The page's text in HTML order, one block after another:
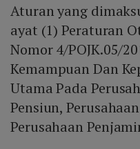
Aturan yang
ayat (1) Peraturan
Nomor 4/POJK.05/
Kemampuan Dan
Utama Pada
Pensiun,
Perusahaan